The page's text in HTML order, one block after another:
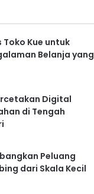
Toko Kue untuk
Belanja yang
Digital
di Tengah
Peluang
dari Skala Kecil